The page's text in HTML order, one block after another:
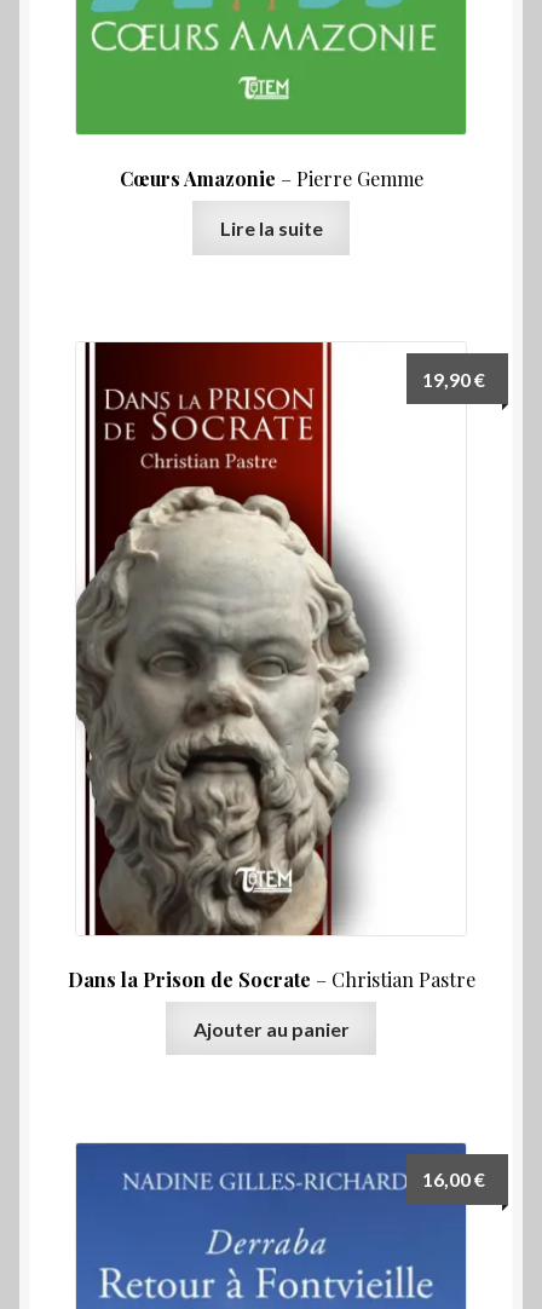
Cœurs Amazonie – Pierre Gemme
Lire la suite
Dans la Prison de Socrate – Christian Pastre
19,90€
Ajouter au panier
16,00€